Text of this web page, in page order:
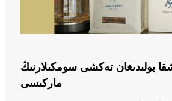
بولىدىغان تەكشى سومكىلارنىڭ
ماركىسى